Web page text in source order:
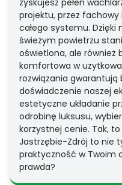
zyskujesz pełen
projektu, przez
całego systemu. Dzięki
świeżym powietrzu
oświetlona, ale również
komfortowa w
rozwiązania gwarantują
doświadczenie naszej
estetyczne układanie
odrobinę luksusu,
korzystnej cenie. Tak,
Jastrzębie-Zdrój to nie
praktyczność w Twoim
prawda?